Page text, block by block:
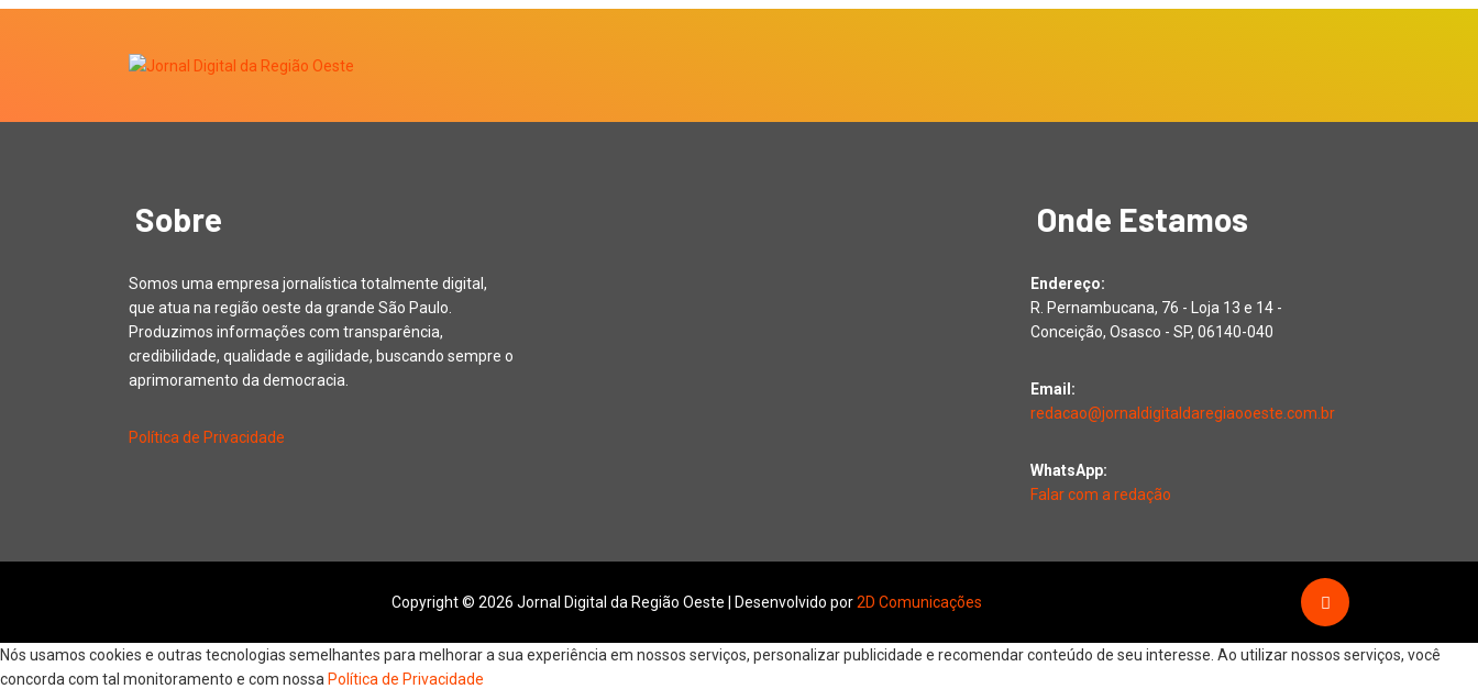
Sobre
Somos uma empresa jornalística totalmente digital,
que atua na região oeste da grande São Paulo.
Produzimos informações com transparência,
credibilidade, qualidade e agilidade, buscando sempre o
aprimoramento da democracia.
Política de Privacidade
Onde Estamos
Endereço:
R. Pernambucana, 76 - Loja 13 e 14 -
Conceição, Osasco - SP, 06140-040
Email:
redacao@jornaldigitaldaregiaooeste.com.br
WhatsApp:
Falar com a redação
Copyright © 2026 Jornal Digital da Região Oeste | Desenvolvido por2D Comunicações
Nós usamos cookies e outras tecnologias semelhantes para melhorar a sua experiência em nossos serviços, personalizar publicidade e recomendar conteúdo de seu interesse. Ao utilizar nossos serviços, você
concorda com tal monitoramento e com nossa Política de Privacidade